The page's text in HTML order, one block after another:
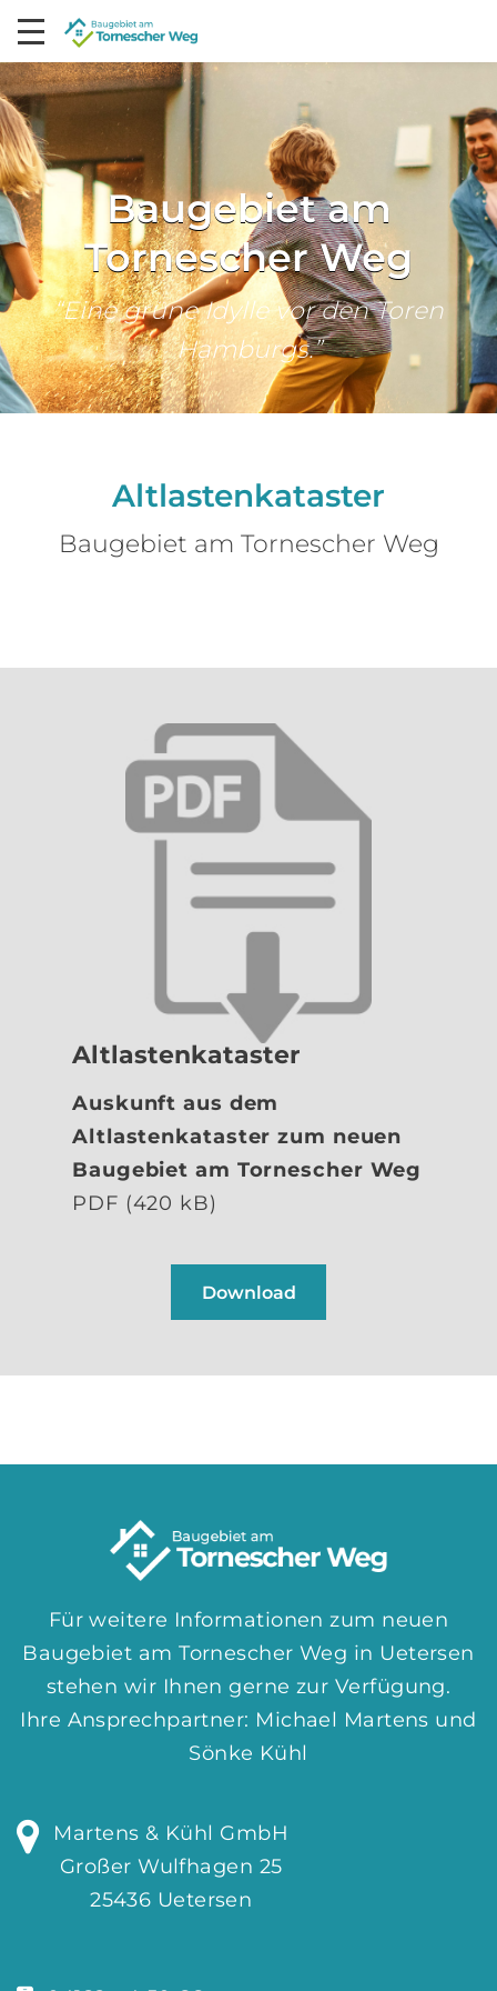
Baugebiet am
Tornescher Weg
“Eine grüne Idylle vor den Toren
Hamburgs.”
Altlastenkataster
Baugebiet am Tornescher Weg
Altlastenkataster
Auskunft aus dem
Altlastenkataster zum neuen
Baugebiet am Tornescher Weg
PDF (420 kB)
Download
Für weitere Informationen zum neuen
Baugebiet am Tornescher Weg in Uetersen
stehen wir Ihnen gerne zur Verfügung.
Ihre Ansprechpartner: Michael Martens und
Sönke Kühl
Martens & Kühl GmbH
Großer Wulfhagen 25
25436 Uetersen